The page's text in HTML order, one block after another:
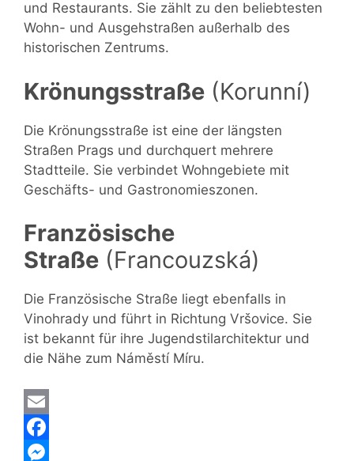
und Restaurants. Sie zählt zu den beliebtesten
Wohn- und Ausgehstraßen außerhalb des
historischen Zentrums.
Krönungsstraße (Korunní)
Die Krönungsstraße ist eine der längsten
Straßen Prags und durchquert mehrere
Stadtteile. Sie verbindet Wohngebiete mit
Geschäfts- und Gastronomieszonen.
Französische
Straße (Francouzská)
Die Französische Straße liegt ebenfalls in
Vinohrady und führt in Richtung Vršovice. Sie
ist bekannt für ihre Jugendstilarchitektur und
die Nähe zum Náměstí Míru.
E
m
F